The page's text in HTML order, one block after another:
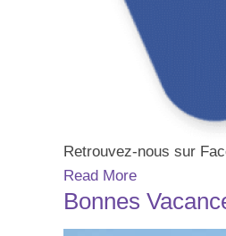
Retrouvez-nous sur
Read More
Bonnes